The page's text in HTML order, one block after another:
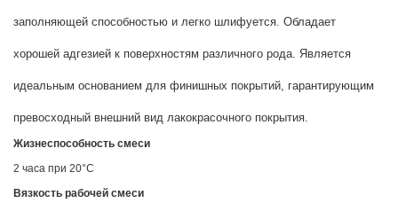
заполняющей способностью и легко шлифуется. Обладает
хорошей адгезией к поверхностям различного рода. Является
идеальным основанием для финишных покрытий, гарантирующим
превосходный внешний вид лакокрасочного покрытия.
Жизнеспособность смеси
2 часа при 20°С
Вязкость рабочей смеси